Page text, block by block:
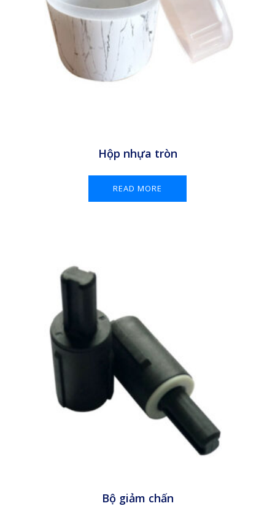
Hộp nhựa tròn
READ MORE
Bộ giảm chấn